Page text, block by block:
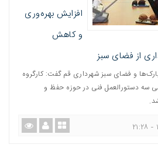
افزایش بهره‌وری
و کاهش
از فضای سبز
و فضای سبز شهرداری قم گفت: کارگروه
سه دستورالعمل فنی در حوزه حفظ و